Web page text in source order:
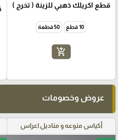
قطع اكريلك ذهبي للزينة ( تخرج )
10 قطع 50 قطعة
add_shopping_cart
عروض وخصومات
أكياس منوعه و مناديل اعراس